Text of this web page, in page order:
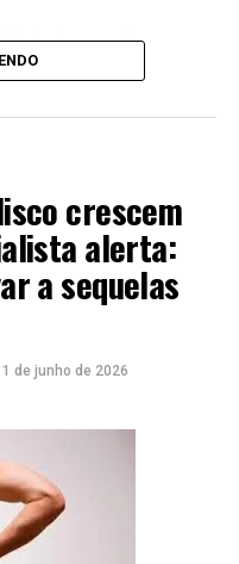
desenvolve
redução no consumo
práticas adotadas
da certificação
gestão ambiental
2023. crescem
alerta:
a sequelas
de junho de 2026